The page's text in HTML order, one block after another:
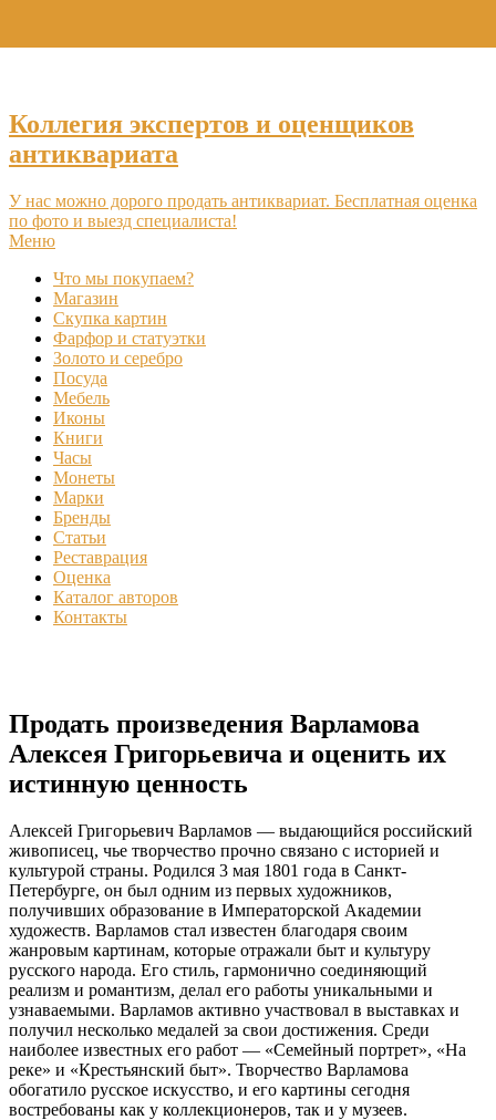
Коллегия экспертов и оценщиков
антиквариата
У нас можно дорого продать антиквариат. Бесплатная оценка
по фото и выезд специалиста!
Меню
Что мы покупаем?
Магазин
Скупка картин
Фарфор и статуэтки
Золото и серебро
Посуда
Мебель
Иконы
Книги
Часы
Монеты
Марки
Бренды
Статьи
Реставрация
Оценка
Каталог авторов
Контакты
Продать произведения Варламова
Алексея Григорьевича и оценить их
истинную ценность
Алексей Григорьевич Варламов — выдающийся российский
живописец, чье творчество прочно связано с историей и
культурой страны. Родился 3 мая 1801 года в Санкт-
Петербурге, он был одним из первых художников,
получивших образование в Императорской Академии
художеств. Варламов стал известен благодаря своим
жанровым картинам, которые отражали быт и культуру
русского народа. Его стиль, гармонично соединяющий
реализм и романтизм, делал его работы уникальными и
узнаваемыми. Варламов активно участвовал в выставках и
получил несколько медалей за свои достижения. Среди
наиболее известных его работ — «Семейный портрет», «На
реке» и «Крестьянский быт». Творчество Варламова
обогатило русское искусство, и его картины сегодня
востребованы как у коллекционеров, так и у музеев.